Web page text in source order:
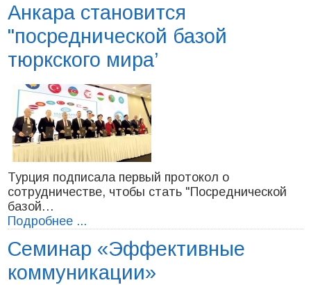
Анкара становится
"посреднической базой
тюркского мира’
Турция подписала первый протокол о
сотрудничестве, чтобы стать "Посреднической
базой…
Подробнее ...
Семинар «Эффективные
коммуникации»